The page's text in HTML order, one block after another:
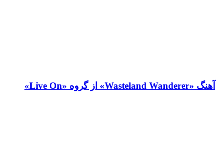
آهنگ «Wasteland Wanderer» از گروه «Live On»